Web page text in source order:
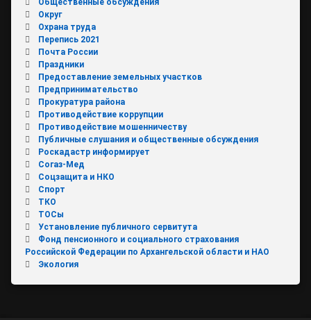
Общественные обсуждения
Округ
Охрана труда
Перепись 2021
Почта России
Праздники
Предоставление земельных участков
Предпринимательство
Прокуратура района
Противодействие коррупции
Противодействие мошенничеству
Публичные слушания и общественные обсуждения
Роскадастр информирует
Согаз-Мед
Соцзащита и НКО
Спорт
ТКО
ТОСы
Установление публичного сервитута
Фонд пенсионного и социального страхования
Российской Федерации по Архангельской области и НАО
Экология